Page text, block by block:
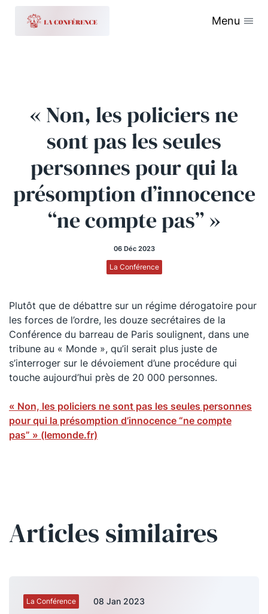
Menu
« Non, les policiers ne
sont pas les seules
personnes pour qui la
présomption d’innocence
“ne compte pas” »
06 Déc 2023
La Conférence
Plutôt que de débattre sur un régime dérogatoire pour
les forces de l’ordre, les douze secrétaires de la
Conférence du barreau de Paris soulignent, dans une
tribune au « Monde », qu’il serait plus juste de
s’interroger sur le dévoiement d’une procédure qui
touche aujourd’hui près de 20 000 personnes.
« Non, les policiers ne sont pas les seules personnes
pour qui la présomption d’innocence “ne compte
pas” » (lemonde.fr)
Articles similaires
La Conférence 08 Jan 2023